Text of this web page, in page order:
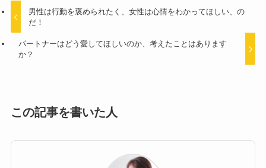
男性は行動を褒められたく、女性は心情をわかってほしい、の
だ！
パートナーはどう愛してほしいのか、考えたことはあります
か？
この記事を書いた人